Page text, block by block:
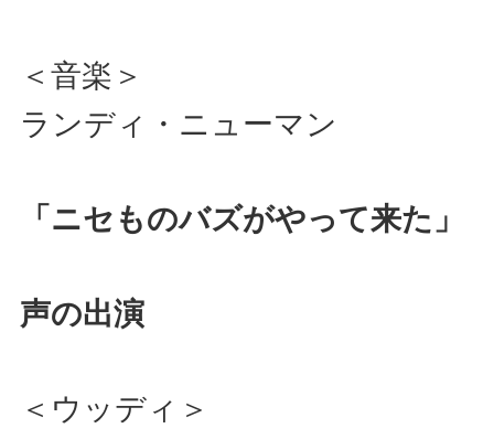
＜音楽＞
ランディ・ニューマン
「ニセものバズがやって来た」
声の出演
＜ウッディ＞